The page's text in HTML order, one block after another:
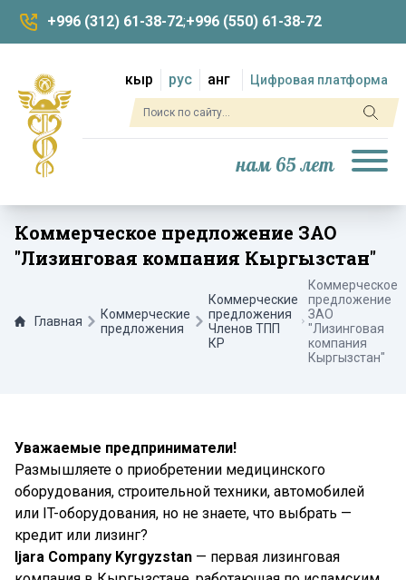
+996 (312) 61-38-72;+996 (550) 61-38-72
кыр рус анг Цифровая платформа
нам 65 лет
Коммерческое предложение ЗАО
"Лизинговая компания Кыргызстан"
Главная
Коммерческие
предложения
Коммерческие
предложения
Членов ТПП
КР
Коммерческое
предложение
ЗАО
"Лизинговая
компания
Кыргызстан"
Уважаемые предприниматели!
Размышляете о приобретении медицинского
оборудования, строительной техники, автомобилей
или IT-оборудования, но не знаете, что выбрать —
кредит или лизинг?
Ijara Company Kyrgyzstan — первая лизинговая